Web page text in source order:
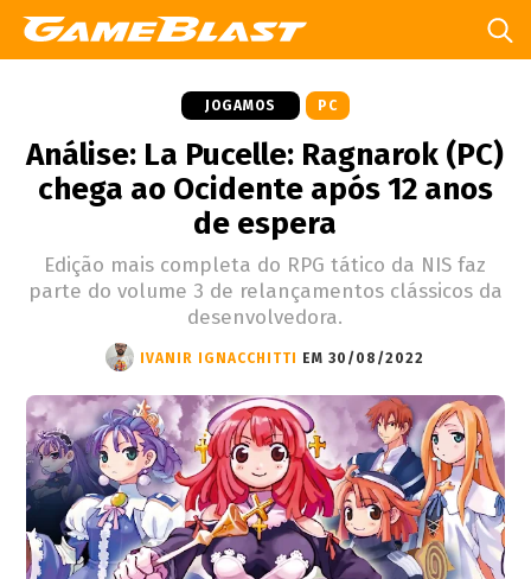
JOGAMOS PC
Análise: La Pucelle: Ragnarok (PC)
chega ao Ocidente após 12 anos
de espera
Edição mais completa do RPG tático da NIS faz
parte do volume 3 de relançamentos clássicos da
desenvolvedora.
IVANIR IGNACCHITTI EM 30/08/2022